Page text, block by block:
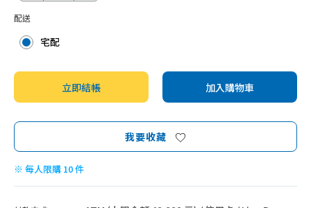
配送
宅配
立即結帳 加入購物車
我要收藏
※ 每人限購 10 件